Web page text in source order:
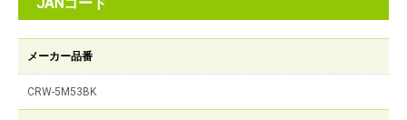
メーカー品番
CRW-5M53BK